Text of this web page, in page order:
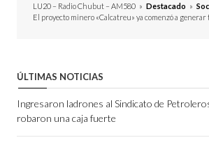
LU20 – Radio Chubut – AM580 » Destacado »
El proyecto minero «Calcatreu» ya comenzó a generar
ÚLTIMAS NOTICIAS
Ingresaron ladrones al Sindicato de
robaron una caja fuerte